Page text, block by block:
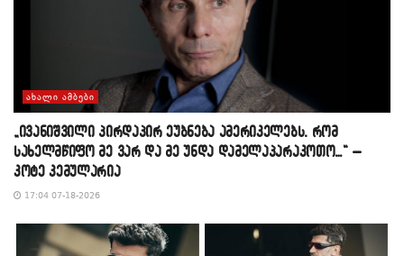
ᲐᲮᲐᲚᲘ ᲐᲛᲑᲔᲑᲘ
„ივანიშვილი პირდაპირ ეუბნება ამერიკელებს, რომ
სახელმწიფო მე ვარ და მე უნდა დამელაპარაკოთო…“ –
კოტე კემულარია
17:04 07-18-2026